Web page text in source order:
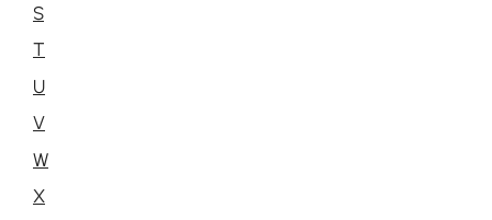
S
T
U
V
W
X